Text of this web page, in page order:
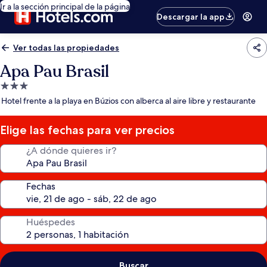
Ir a la sección principal de la página
Descargar la app
Ver todas las propiedades
Apa Pau Brasil
Propiedad
de
estrellas
Hotel frente a la playa en Búzios con alberca al aire libre y restaurante
Elige las fechas para ver precios
¿A dónde quieres ir?
Fechas
Huéspedes